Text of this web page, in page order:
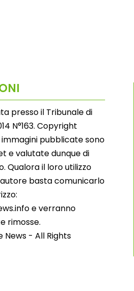
presso il Tribunale di
N°163. Copyright
pubblicate sono
e valutate dunque di
Qualora il loro utilizzo
basta comunicarlo
e verranno
rimosse.
News - All Rights